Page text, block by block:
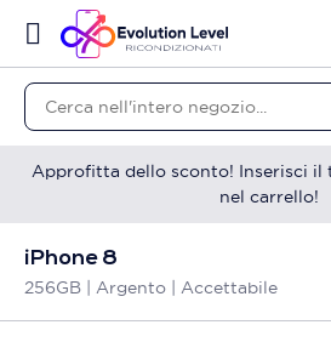
Approfitta dello sconto! Inserisci il
nel carrello!
iPhone 8
256GB | Argento | Accettabile